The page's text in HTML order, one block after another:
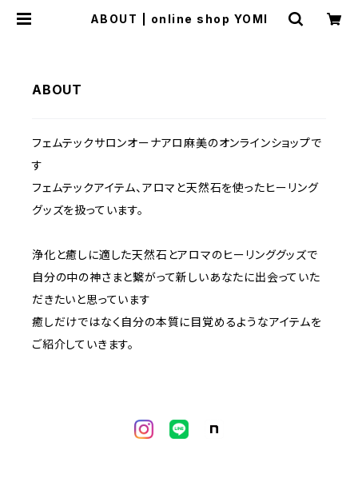
ABOUT | online shop YOMI
ABOUT
フェムテックサロンオーナアロ麻美のオンラインショップで
す
フェムテックアイテム、アロマと天然石を使ったヒーリング
グッズを扱っています。
浄化と癒しに適した天然石とアロマのヒーリンググッズで
自分の中の神さまと繋がって新しいあなたに出会っていた
だきたいと思っています
癒しだけではなく自分の本質に目覚めるようなアイテムを
ご紹介していきます。